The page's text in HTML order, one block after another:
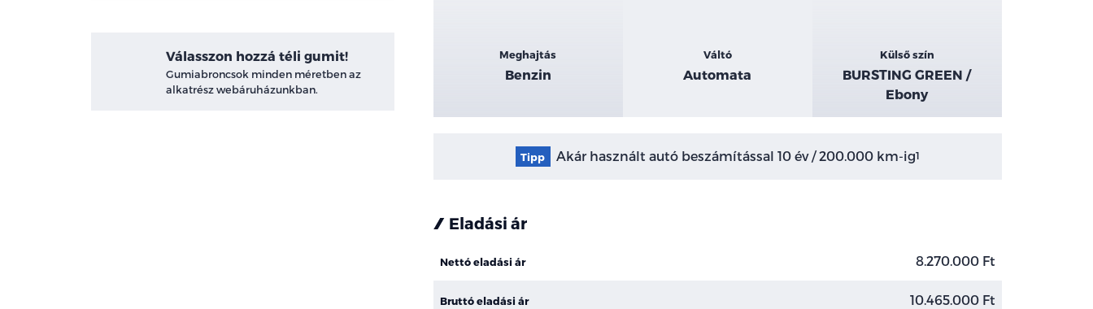
Válasszon hozzá téli gumit!
Gumiabroncsok minden méretben az
alkatrész webáruházunkban.
Meghajtás
Benzin
Váltó
Automata
Külső szín
BURSTING GREEN /
Ebony
Tipp Akár használt autó beszámítással 10 év / 200.000 km-ig1
Eladási ár
Nettó eladási ár 8.270.000 Ft
Bruttó eladási ár 10.465.000 Ft